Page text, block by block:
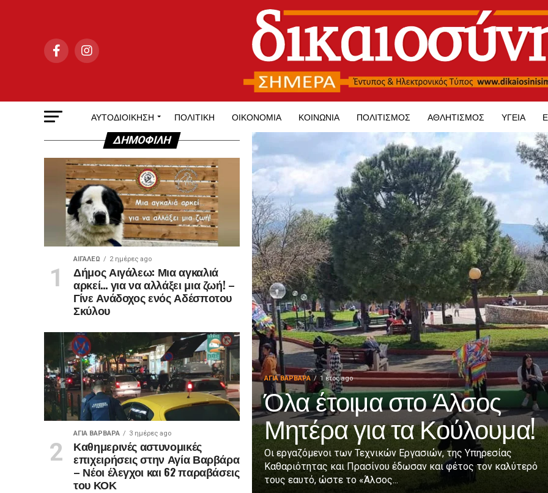
ΑΥΤΟΔΙΟΊΚΗΣΗ ΠΟΛΙΤΙΚΉ ΟΙΚΟΝΟΜΊΑ ΚΟΙΝΩΝΊΑ ΠΟΛΙΤΙΣΜΌΣ ΑΘΛΗΤΙΣΜΌΣ ΥΓΕΊΑ
ΑΓΙΑ ΒΑΡΒΑΡΑ 1 έτος ago
Όλα έτοιμα στο Άλσος
Μητέρα για τα Κούλουμα!
Οι εργαζόμενοι των Τεχνικών Εργασιών, της Υπηρεσίας
Καθαριότητας και Πρασίνου έδωσαν και φέτος τον καλύτερό
τους εαυτό, ώστε το «Άλσος...
ΔΗΜΟΦΙΛΉ
ΑΙΓΑΛΕΩ 2 ημέρες ago
Δήμος Αιγάλεω: Μια αγκαλιά
αρκεί… για να αλλάξει μια ζωή! –
Γίνε Ανάδοχος ενός Αδέσποτου
Σκύλου
ΑΓΙΑ ΒΑΡΒΑΡΑ 3 ημέρες ago
Καθημερινές αστυνομικές
επιχειρήσεις στην Αγία Βαρβάρα
– Νέοι έλεγχοι και 62 παραβάσεις
του ΚΟΚ